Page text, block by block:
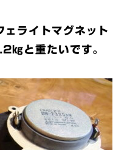
ライトマグネット
㎏と重たいです。